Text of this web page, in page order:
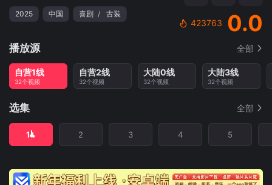
2025 中国 喜剧 / 古装
423763 0.0
播放源 全部
自营1线
32个视频
自营2线
32个视频
大陆0线
32个视频
大陆3线
32个视频
选集 全部
1 2 3 4 5